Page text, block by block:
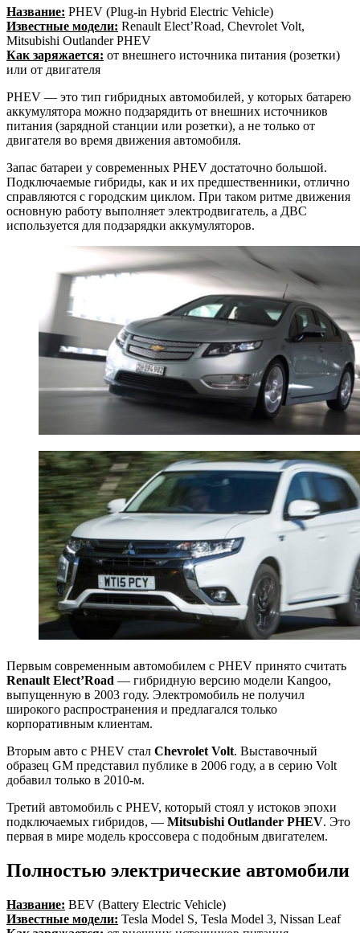
Название: PHEV (Plug-in Hybrid Electric Vehicle)
Известные модели: Renault Elect’Road, Chevrolet Volt,
Mitsubishi Outlander PHEV
Как заряжается: от внешнего источника питания (розетки)
или от двигателя
PHEV — это тип гибридных автомобилей, у которых батарею
аккумулятора можно подзарядить от внешних источников
питания (зарядной станции или розетки), а не только от
двигателя во время движения автомобиля.
Запас батареи у современных PHEV достаточно большой.
Подключаемые гибриды, как и их предшественники, отлично
справляются с городским циклом. При таком ритме движения
основную работу выполняет электродвигатель, а ДВС
используется для подзарядки аккумуляторов.
Первым современным автомобилем с PHEV принято считать
Renault Elect’Road — гибридную версию модели Kangoo,
выпущенную в 2003 году. Электромобиль не получил
широкого распространения и предлагался только
корпоративным клиентам.
Вторым авто с PHEV стал Chevrolet Volt. Выставочный
образец GM представил публике в 2006 году, а в серию Volt
добавил только в 2010-м.
Третий автомобиль с PHEV, который стоял у истоков эпохи
подключаемых гибридов, — Mitsubishi Outlander PHEV. Это
первая в мире модель кроссовера с подобным двигателем.
Полностью электрические автомобили
Название: BEV (Battery Electric Vehicle)
Известные модели: Tesla Model S, Tesla Model 3, Nissan Leaf